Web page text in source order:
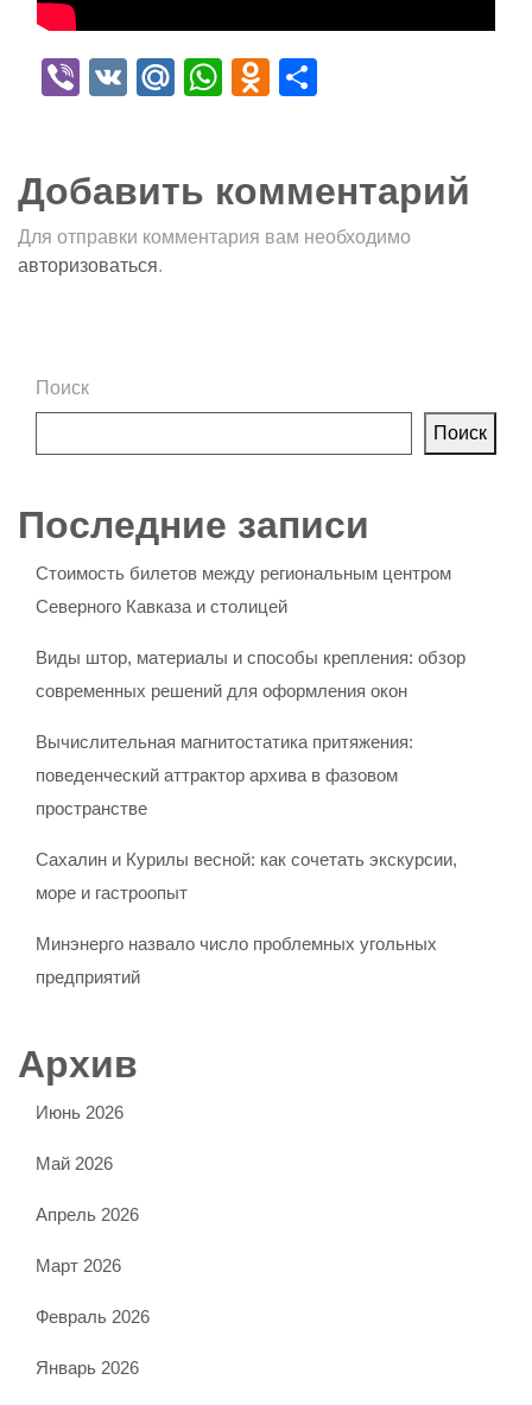
Viber
VK Mail.Ru
WhatsApp
Odnoklassniki
Добавить комментарий
Для отправки комментария вам необходимо
авторизоваться.
Поиск
Поиск
Последние записи
Стоимость билетов между региональным центром
Северного Кавказа и столицей
Виды штор, материалы и способы крепления: обзор
современных решений для оформления окон
Вычислительная магнитостатика притяжения:
поведенческий аттрактор архива в фазовом
пространстве
Сахалин и Курилы весной: как сочетать экскурсии,
море и гастроопыт
Минэнерго назвало число проблемных угольных
предприятий
Архив
Июнь 2026
Май 2026
Апрель 2026
Март 2026
Февраль 2026
Январь 2026